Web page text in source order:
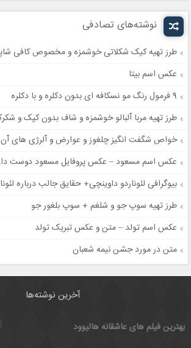
نوشته‌های تصادفی
طرز تهیه کیک شکلاتی خوشمزه و مخصوص کافی
عکس اسم بیتا
9 فرمول رنگ مو نسکافه ای بدون دکلره و با دکلره
طرز تهیه مربا آلبالو خوشمزه و شاف بدون کپک و
خواص شگفت انگیز چلغوز و عوارض و آلرژی های آن
عکس اسم مسعود – عکس پروفایل مسعود دوست
بیوگرافی لئوناردو داوینچی+ حقایق جالب درباره
طرز تهیه سوپ جو و شلغم + سوپ بلغور جو
عکس اسم تولد – متن و عکس تبریک تولد
متن در مورد جشن نیمه شعبان
آخرین نوشته‌ها
بهترین فیلم های عاشقانه هالیوود